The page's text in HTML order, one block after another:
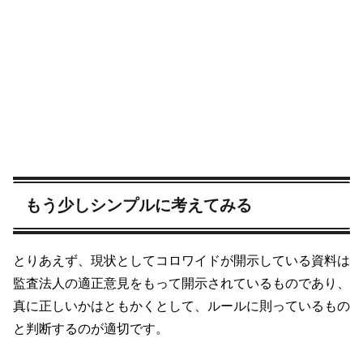
もう少しシンプルに考えてみる
とりあえず、現状としてコロワイドが開示している資料は
監査法人の適正意見をもって開示されているものであり、
真に正しいかはともかくとして、ルールに則っているもの
と判断するのが適切です。